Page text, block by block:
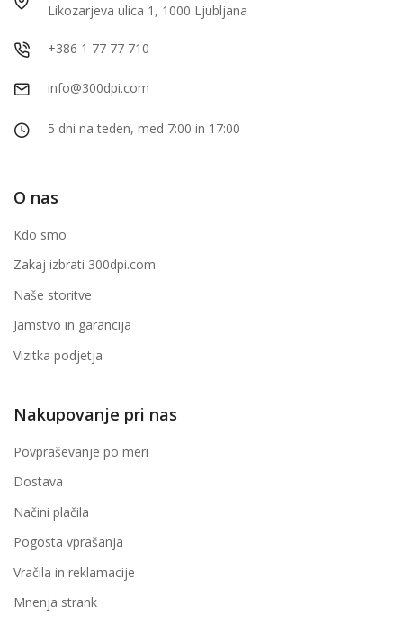
Likozarjeva ulica 1, 1000 Ljubljana
+386 1 77 77 710
info@300dpi.com
5 dni na teden, med 7:00 in 17:00
O nas
Kdo smo
Zakaj izbrati 300dpi.com
Naše storitve
Jamstvo in garancija
Vizitka podjetja
Nakupovanje pri nas
Povpraševanje po meri
Dostava
Načini plačila
Pogosta vprašanja
Vračila in reklamacije
Mnenja strank